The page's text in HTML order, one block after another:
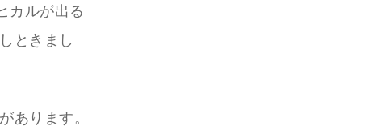
カルが出る
ときまし
あります。